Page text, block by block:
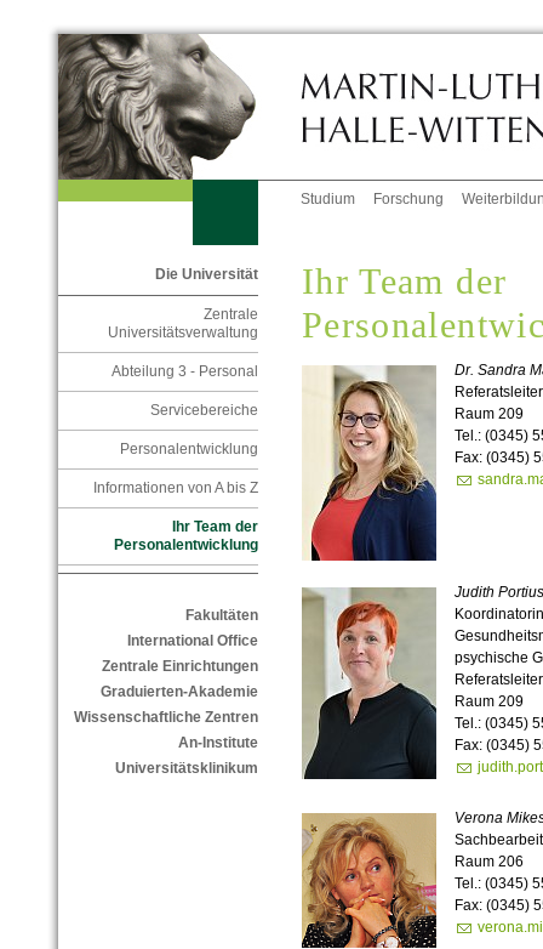
Studium Forschung
Die Universität
Zentrale
Universitätsverwaltung
Abteilung 3 - Personal
Servicebereiche
Personalentwicklung
Informationen von A bis Z
Ihr Team der
Personalentwicklung
Fakultäten
International Office
Zentrale Einrichtungen
Graduierten-Akademie
Wissenschaftliche Zentren
An-Institute
Universitätsklinikum
Ihr Team der
Dr. Sandra
Raum 209
Tel.: (0345)
Fax: (0345)
Judith Portius
psychische
Raum 209
Tel.: (0345)
Fax: (0345)
Verona
Raum 206
Tel.: (0345)
Fax: (0345)